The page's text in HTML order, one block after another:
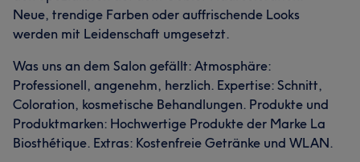
Neue, trendige Farben oder auffrischende Looks
werden mit Leidenschaft umgesetzt.
Was uns an dem Salon gefällt: Atmosphäre:
Professionell, angenehm, herzlich. Expertise: Schnitt,
Coloration, kosmetische Behandlungen. Produkte und
Produktmarken: Hochwertige Produkte der Marke La
Biosthétique. Extras: Kostenfreie Getränke und WLAN.